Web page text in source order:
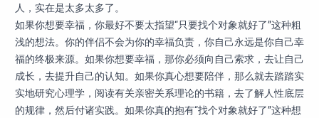
人，实在是太多太多了。
如果你想要幸福，你最好不要太指望“只要找个对象就好了”这种粗
浅的想法。你的伴侣不会为你的幸福负责，你自己永远是你自己幸
福的终极来源。如果你想要幸福，那你必须向自己索求，去让自己
成长，去提升自己的认知。如果你真心想要陪伴，那么就去踏踏实
实地研究心理学，阅读有关亲密关系理论的书籍，去了解人性底层
的规律，然后付诸实践。如果你真的抱有“找个对象就好了”这种想